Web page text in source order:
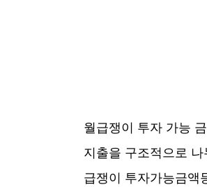
월급쟁이 투자 가능
지출을 구조적으로
급쟁이 투자가능금액